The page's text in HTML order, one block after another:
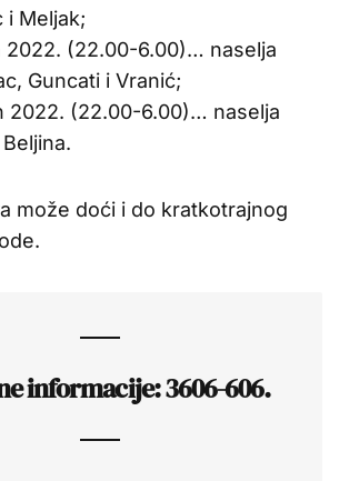
i Meljak;
2022. (22.00-6.00)… naselja
Guncati i Vranić;
2022. (22.00-6.00)… naselja
može doći i do kratkotrajnog
informacije: 3606-606.